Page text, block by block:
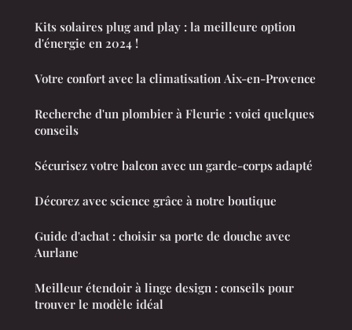
Kits solaires plug and play : la meilleure option
d'énergie en 2024 !
Votre confort avec la climatisation Aix-en-Provence
Recherche d'un plombier à Fleurie : voici quelques
conseils
Sécurisez votre balcon avec un garde-corps adapté
Décorez avec science grâce à notre boutique
Guide d'achat : choisir sa porte de douche avec
Aurlane
Meilleur étendoir à linge design : conseils pour
trouver le modèle idéal